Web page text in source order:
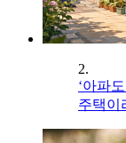
2.
‘아파
주택이